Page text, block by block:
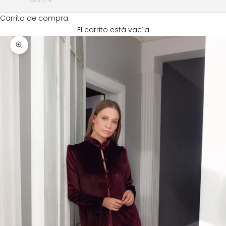
Carrito de compra
El carrito está vacía
Zoom